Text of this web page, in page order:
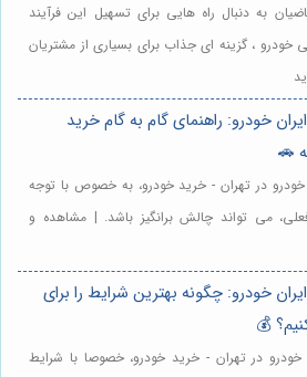
به دنبال راه هایی برای تسهیل این فرآیند
، گزینه ای جذاب برای بسیاری از مشتریان
خودرو: راهنمای گام به گام خرید
🚗
در تهران - خرید خودرو، به خصوص با توجه
می تواند چالش برانگیز باشد. | مشاهده و
خودرو: چگونه بهترین شرایط را برای
💰
در تهران - خرید خودرو، خصوصا با شرایط